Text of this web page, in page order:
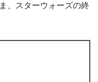
、スターウォーズの終